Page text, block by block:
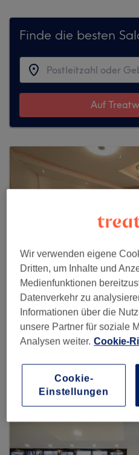
Finde die besten
Auf
KEN NYN ART OF
80636 München
Wir verwenden eigene
Dritten, um Inhalte und
Medienfunktionen
Datenverkehr zu
Informationen über die
unsere Partner für soziale
Analysen weiter. Cookie-
Cookie-
Einstellungen